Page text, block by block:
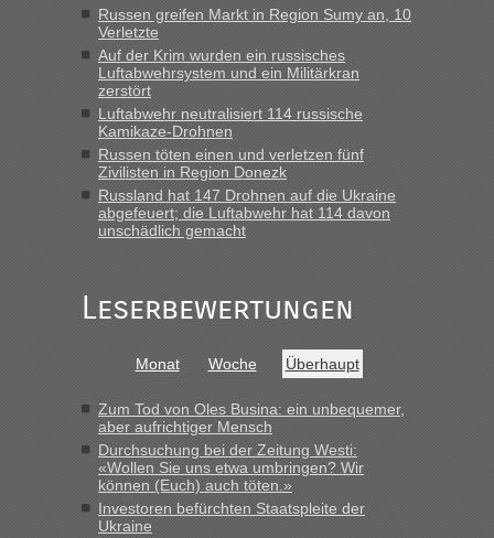
Berichte und Reisetipps • Re: An welchem
Grenzübergang zwischen Polen und der Ukraine geht es am
schnellsten?
„Wir sind mit unserem Wohnmobil, wie geplant am Montag
15.6. in Krakovets rüber. Sehr zeitig los gegen 5 Uhr in der
Früh. Mit sehr sehr wenig Verkehr, super bis zur Grenze. Nur
8 PKW vor der Schranke....“
Berichte und Reisetipps • Re: An welchem
Grenzübergang zwischen Polen und der Ukraine geht es am
„Gestern 6 Stunden warten vor der Grenze Richtung Polen
in Krakowez mit dem Kleinbus. Abfertigung ging dann
Berichte und Reisetipps • Re: An welchem
Grenzübergang zwischen Polen und der Ukraine geht es am
schnellsten?
„Bin am Montag 15.6.26 um 8 Uhr in Urgyniw ausgereist,
das erste Mal an einem Montagmorgen ca. 15 Fahrzeuge
vor mir, bin sonst der Erste oder Zweite, egal, nach ca 20
Minuten wurde dann die nächste Welle...“
Russen greifen Markt in Region Sumy an, 10
Verletzte
Auf der Krim wurden ein russisches
Luftabwehrsystem und ein Militärkran
zerstört
Luftabwehr neutralisiert 114 russische
Kamikaze-Drohnen
Russen töten einen und verletzen fünf
Zivilisten in Region Donezk
Russland hat 147 Drohnen auf die Ukraine
abgefeuert; die Luftabwehr hat 114 davon
unschädlich gemacht
Leserbewertungen
Monat Woche Überhaupt
Zum Tod von Oles Busina: ein unbequemer,
aber aufrichtiger Mensch
Durchsuchung bei der Zeitung Westi:
«Wollen Sie uns etwa umbringen? Wir
können (Euch) auch töten.»
Investoren befürchten Staatspleite der
Ukraine